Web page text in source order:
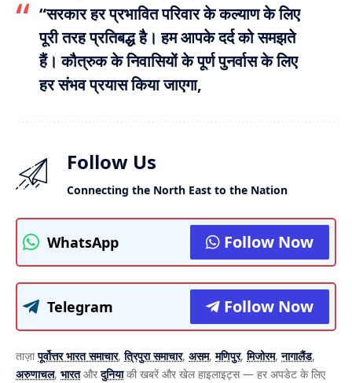
“सरकार हर प्रभावित परिवार के कल्याण के लिए
पूरी तरह प्रतिबद्ध है। हम आपके दर्द को समझते
हैं। कौत्रुक के निवासियों के पूर्ण पुनर्वास के लिए
हर संभव प्रयास किया जाएगा,
Follow Us
Connecting the North East to the Nation
WhatsApp Follow Now
Telegram Follow Now
ताज़ापूर्वोत्तर भारत समाचार,त्रिपुरा समाचार, असम,मणिपुर,मिजोरम,नागालैंड,
अरुणाचल, भारतऔरदुनियाकी खबरें और खेल हाइलाइट्स — हर अपडेट के लिए